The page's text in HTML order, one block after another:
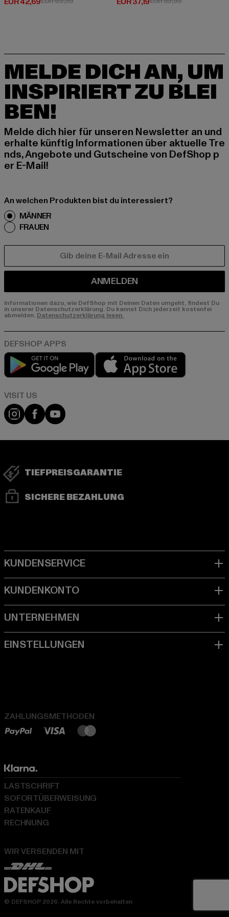
MELDE DICH AN, UM
INSPIRIERT ZU BLEI
BEN!
Melde dich hier für unseren Newsletter an und
erhalte künftig Informationen über aktuelle Tre
nds, Angebote und Gutscheine von DefShop p
er E-Mail!
An welchen Produkten bist du interessiert?
MÄNNER
FRAUEN
ANMELDEN
Informationen dazu, wie DefShop mit Deinen Daten umgeht, findest Du
in unserer Datenschutzerklärung. Du kannst Dich jederzeit kostenfei
abmelden. Datenschutzerklärung lesen.
Play market
Visit our Instagram page:
Visit our Facebook page:
Visit our YouTube channel:
TIEFPREISGARANTIE
SICHERE BEZAHLUNG
ZAHLUNGSMETHODEN
WIR VERSENDEN MIT
LASTSCHRIFT
SOFORTÜBERWEISUNG
RATENKAUF
RECHNUNG
© DEFSHOP 2026. Alle Rechte vorbehalten